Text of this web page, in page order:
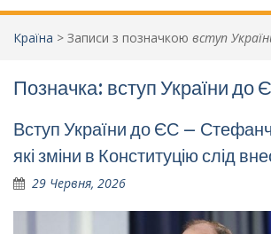
Країна > Записи з позначкою вступ
Позначка: вступ України до
Вступ України до ЄС –
які зміни в Конституцію слід
29 Червня, 2026